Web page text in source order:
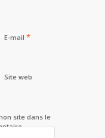
E-mail *
Site web
site dans le